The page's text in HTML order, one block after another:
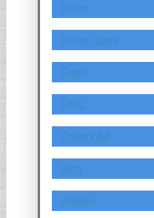
Foton
Fuyao Glass
Geely
GMC
GreatWall
Hino
Holden